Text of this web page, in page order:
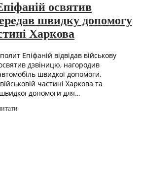
освятив
швидку допомогу
Харкова
Епіфаній відвідав військову
дзвіницю, нагородив
швидкої допомоги.
частині Харкова та
допомоги для…